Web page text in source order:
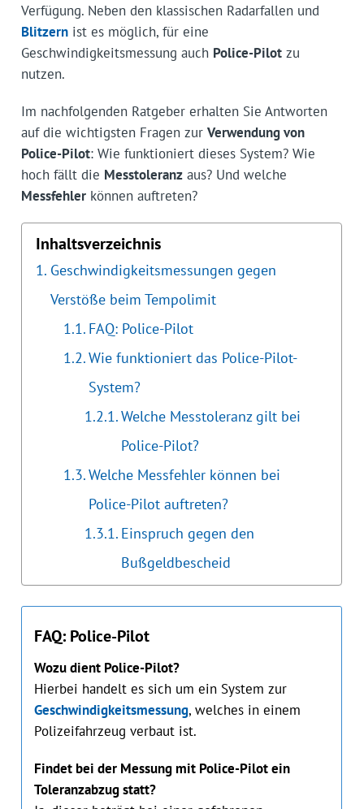
Verfügung. Neben den klassischen Radarfallen und
Blitzernist es möglich, für eine
Geschwindigkeitsmessung auch Police-Pilotzu
nutzen.
Im nachfolgenden Ratgeber erhalten Sie Antworten
auf die wichtigsten Fragen zur Verwendung von
Police-Pilot: Wie funktioniert dieses System? Wie
hoch fällt die Messtoleranzaus? Und welche
Messfehlerkönnen auftreten?
Inhaltsverzeichnis
Geschwindigkeitsmessungen gegen
Verstöße beim Tempolimit
FAQ: Police-Pilot
Wie funktioniert das Police-Pilot-
System?
Welche Messtoleranz gilt bei
Police-Pilot?
Welche Messfehler können bei
Police-Pilot auftreten?
Einspruch gegen den
Bußgeldbescheid
FAQ: Police-Pilot
Wozu dient Police-Pilot?
Hierbei handelt es sich um ein System zur
Geschwindigkeitsmessung, welches in einem
Polizeifahrzeug verbaut ist.
Findet bei der Messung mit Police-Pilot ein
Toleranzabzug statt?